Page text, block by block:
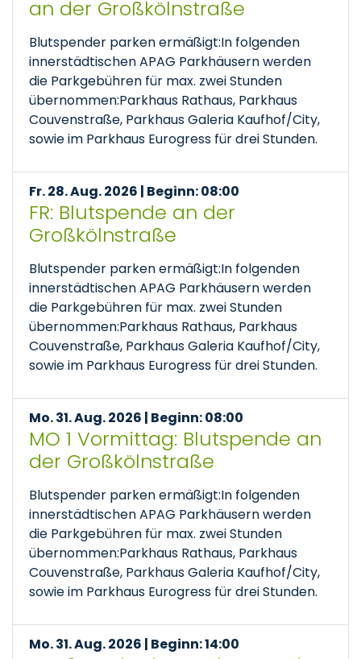
an der Großkölnstraße
Blutspender parken ermäßigt:In folgenden
innerstädtischen APAG Parkhäusern werden
die Parkgebühren für max. zwei Stunden
übernommen:Parkhaus Rathaus, Parkhaus
Couvenstraße, Parkhaus Galeria Kaufhof/City,
sowie im Parkhaus Eurogress für drei Stunden.
Fr. 28. Aug. 2026 | Beginn: 08:00
FR: Blutspende an der
Großkölnstraße
Blutspender parken ermäßigt:In folgenden
innerstädtischen APAG Parkhäusern werden
die Parkgebühren für max. zwei Stunden
übernommen:Parkhaus Rathaus, Parkhaus
Couvenstraße, Parkhaus Galeria Kaufhof/City,
sowie im Parkhaus Eurogress für drei Stunden.
Mo. 31. Aug. 2026 | Beginn: 08:00
MO 1 Vormittag: Blutspende an
der Großkölnstraße
Blutspender parken ermäßigt:In folgenden
innerstädtischen APAG Parkhäusern werden
die Parkgebühren für max. zwei Stunden
übernommen:Parkhaus Rathaus, Parkhaus
Couvenstraße, Parkhaus Galeria Kaufhof/City,
sowie im Parkhaus Eurogress für drei Stunden.
Mo. 31. Aug. 2026 | Beginn: 14:00